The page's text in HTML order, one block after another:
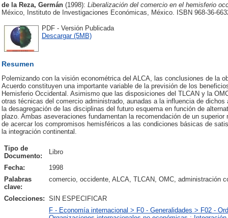
de la Reza, Germán (1998): Liberalización del comercio en el hemisferio
México, Instituto de Investigaciones Económicas, México. ISBN 968-36-
PDF - Versión Publicada
Descargar (5MB)
Resumen
Polemizando con la visión econométrica del ALCA, las conclusiones de la
Acuerdo constituyen una importante variable de la previsión de los
Hemisferio Occidental. Asimismo que las disposiciones del TLCAN y la
otras técnicas del comercio administrado, aunadas a la influencia de
la desagregación de las disciplinas del futuro esquema en función de
plazo. Ambas aseveraciones fundamentan la recomendación de un
de acercar los compromisos hemisféricos a las condiciones básicas de
la integración continental.
Tipo de
Documento:
Libro
Fecha:
1998
Palabras
clave:
comercio, occidente, ALCA, TLCAN, OMC, administración
Colecciones: SIN ESPECIFICAR
F - Economía internacional > F0 - Generalidades > F02 -